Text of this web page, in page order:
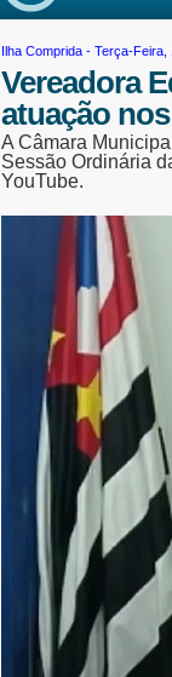
Ilha Comprida - Terça-Feira,
Vereadora
atuação
A Câmara
Sessão Ordinária
YouTube.